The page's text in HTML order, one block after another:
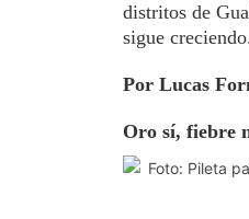
distritos de
sigue
Por Lucas
Oro sí, fiebre